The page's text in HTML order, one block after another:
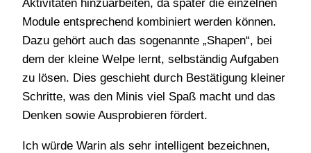
Aktivitäten hinzuarbeiten, da später die einzelnen
Module entsprechend kombiniert werden können.
Dazu gehört auch das sogenannte „Shapen“, bei
dem der kleine Welpe lernt, selbständig Aufgaben
zu lösen. Dies geschieht durch Bestätigung kleiner
Schritte, was den Minis viel Spaß macht und das
Denken sowie Ausprobieren fördert.
Ich würde Warin als sehr intelligent bezeichnen,